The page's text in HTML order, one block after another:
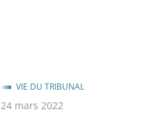
VIE DU TRIBUNAL
24 mars 2022